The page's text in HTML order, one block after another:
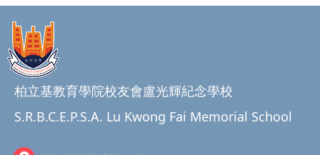
柏立基教育學院校友會盧光輝紀念學校
S.R.B.C.E.P.S.A. Lu Kwong Fai Memorial School